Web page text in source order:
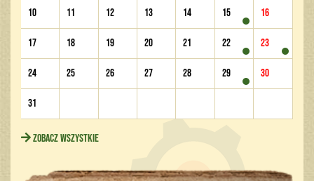
10 11 12 13 14 15 16
17 18 19 20 21 22 23
24 25 26 27 28 29 30
31
Zobacz wszystkie